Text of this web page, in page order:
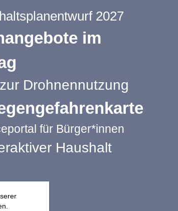
2027
im
Drohnennutzung
für Bürger*innen
Haushalt